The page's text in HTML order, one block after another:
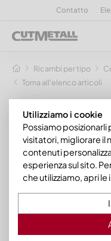
Contatto
Ricambi per tipo
Torna all'elenco articoli
Utilizziamo i cookie
Possiamo posizionarli
visitatori, migliorare il
contenuti
esperienza sul sito.
che utilizziamo, apri le